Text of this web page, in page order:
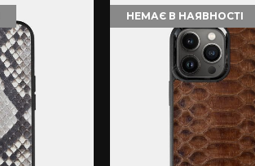
НЕМАЄ В НАЯВНОСТІ